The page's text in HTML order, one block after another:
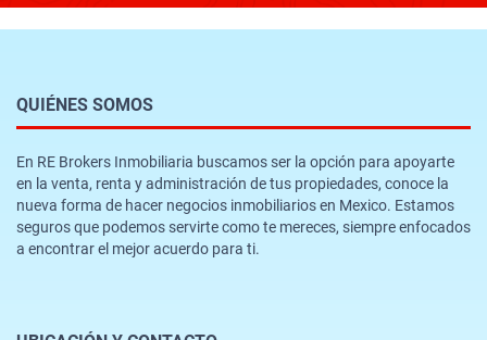
QUIÉNES SOMOS
En RE Brokers Inmobiliaria buscamos ser la opción para apoyarte
en la venta, renta y administración de tus propiedades, conoce la
nueva forma de hacer negocios inmobiliarios en Mexico. Estamos
seguros que podemos servirte como te mereces, siempre enfocados
a encontrar el mejor acuerdo para ti.